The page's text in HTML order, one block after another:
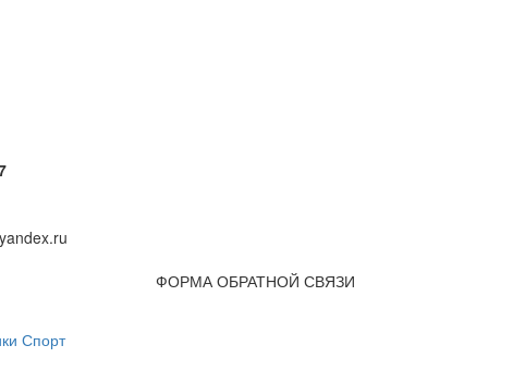
ФОРМА ОБРАТНОЙ СВЯЗИ
Спорт